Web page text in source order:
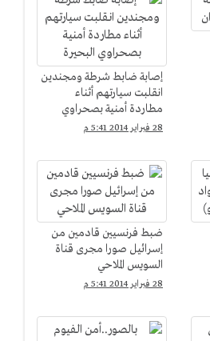
إصابة ضابط شرطة ومجندين
انقلبت سيارتهم أثناء
مطاردة أمنية بصحراوي
البحيرة
28 فبراير 2014 5:41 م
ضبط فرنسيين قادمين من
إسرائيل صورا مجرى قناة
السويس الملاحي
28 فبراير 2014 5:41 م